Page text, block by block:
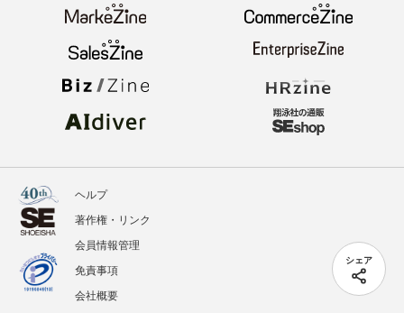
シェア
ヘルプ
著作権・リンク
会員情報管理
免責事項
会社概要